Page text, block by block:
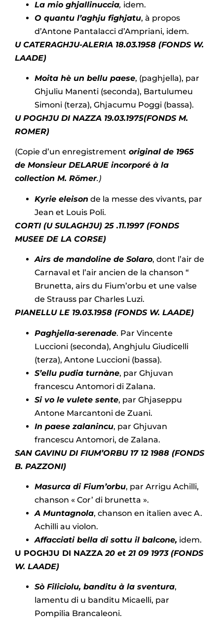
La mio ghjallinuccia, idem.
O quantu l’aghju fighjatu, à propos
d’Antone Pantalacci d’Ampriani, idem.
U CATERAGHJU-ALERIA 18.03.1958 (FONDS W.
LAADE)
Moita hè un bellu paese, (paghjella), par
Ghjuliu Manenti (seconda), Bartulumeu
Simoni (terza), Ghjacumu Poggi (bassa).
U POGHJU DI NAZZA 19.03.1975(FONDS M.
ROMER)
(Copie d’un enregistrement original de 1965
de Monsieur DELARUE incorporé à la
collection M. Römer.)
Kyrie eleison de la messe des vivants, par
Jean et Louis Poli.
CORTI (U SULAGHJU)25 .11.1997 (FONDS
MUSEE DE LA CORSE)
Airs de mandoline de Solaro, dont l’air de
Carnaval et l’air ancien de la chanson “
Brunetta, airs du Fium’orbu et une valse
de Strauss par Charles Luzi.
PIANELLU LE 19.03.1958 (FONDS W. LAADE)
Paghjella-serenade. Par Vincente
Luccioni (seconda), Anghjulu Giudicelli
(terza), Antone Luccioni (bassa).
S’ellu pudia turnàne, par Ghjuvan
francescu Antomori di Zalana.
Si vo le vulete sente, par Ghjaseppu
Antone Marcantoni de Zuani.
In paese zalanincu, par Ghjuvan
francescu Antomori, de Zalana.
SAN GAVINU DI FIUM’ORBU 17 12 1988 (FONDS
B. PAZZONI)
Masurca di Fium’orbu, par Arrigu Achilli,
chanson « Cor’ di brunetta ».
A Muntagnola, chanson en italien avec A.
Achilli au violon.
Affacciati bella di sottu il balcone, idem.
U POGHJU DI NAZZA20 et 21 09 1973 (FONDS
W. LAADE)
Sò Filiciolu, banditu à la sventura,
lamentu di u banditu Micaelli, par
Pompilia Brancaleoni.